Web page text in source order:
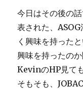
今日はその後の
表された、
く興味を持った
興味を持ったの
KevinのHP見て
そもそも、